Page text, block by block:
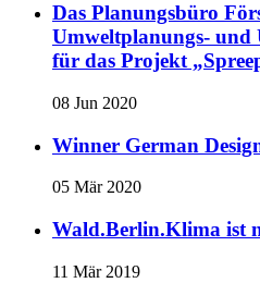
Das Planungsbüro
Umweltplanungs- und
für das Projekt
08 Jun 2020
Winner German
05 Mär 2020
Wald.Berlin.Klima ist
11 Mär 2019